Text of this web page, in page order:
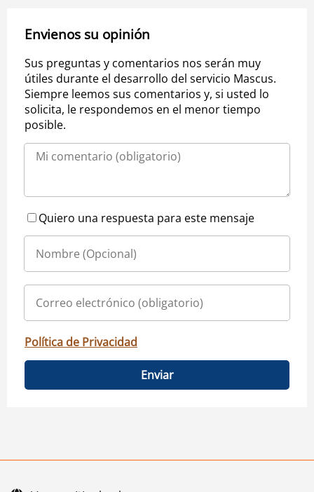
Envienos su opinión
Sus preguntas y comentarios nos serán muy
útiles durante el desarrollo del servicio Mascus.
Siempre leemos sus comentarios y, si usted lo
solicita, le respondemos en el menor tiempo
posible.
Quiero una respuesta para este mensaje
Política de Privacidad
Enviar